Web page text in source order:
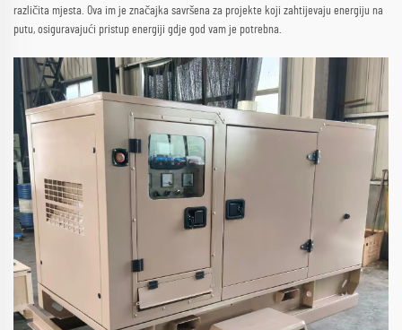
različita mjesta. Ova im je značajka savršena za projekte koji zahtijevaju energiju na
putu, osiguravajući pristup energiji gdje god vam je potrebna.